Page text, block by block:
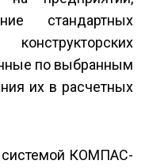
стандартных
по выбранным
их в расчетных
системой КОМПАС-